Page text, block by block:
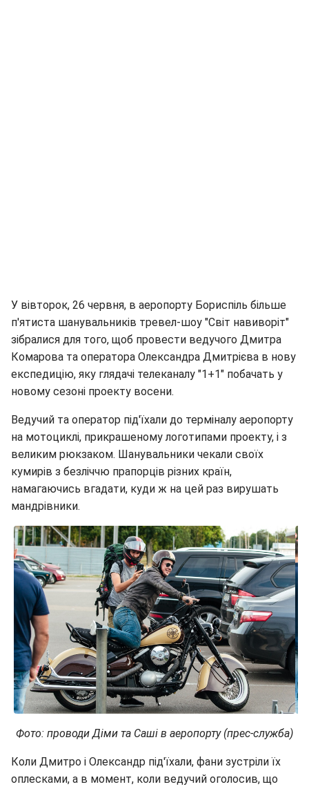
У вівторок, 26 червня, в аеропорту Бориспіль більше
п'ятиста шанувальників тревел-шоу "Світ навиворіт"
зібралися для того, щоб провести ведучого Дмитра
Комарова та оператора Олександра Дмитрієва в нову
експедицію, яку глядачі телеканалу "1+1" побачать у
новому сезоні проекту восени.
Ведучий та оператор під'їхали до терміналу аеропорту
на мотоциклі, прикрашеному логотипами проекту, і з
великим рюкзаком. Шанувальники чекали своїх
кумирів з безліччю прапорців різних країн,
намагаючись вгадати, куди ж на цей раз вирушать
мандрівники.
Фото: проводи Діми та Саші в аеропорту (прес-служба)
Коли Дмитро і Олександр під'їхали, фани зустріли їх
оплесками, а в момент, коли ведучий оголосив, що